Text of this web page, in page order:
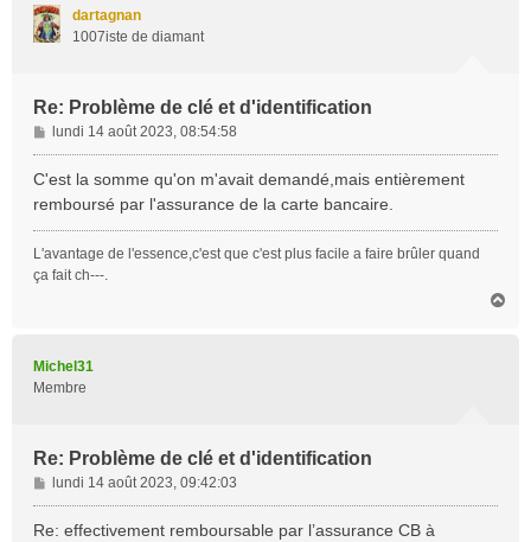
dartagnan
1007iste de diamant
Re: Problème de clé et d'identification
M
e
s
e
lundi 14 août 2023, 08:54:58
C'est la somme qu'on m'avait demandé,mais entièrement
remboursé par l'assurance de la carte bancaire.
L'avantage de l'essence,c'est que c'est plus facile a faire brûler quand
ça fait ch---.
Michel31
Membre
Re: Problème de clé et d'identification
M
e
s
lundi 14 août 2023, 09:42:03
Re: effectivement remboursable par l’assurance CB à